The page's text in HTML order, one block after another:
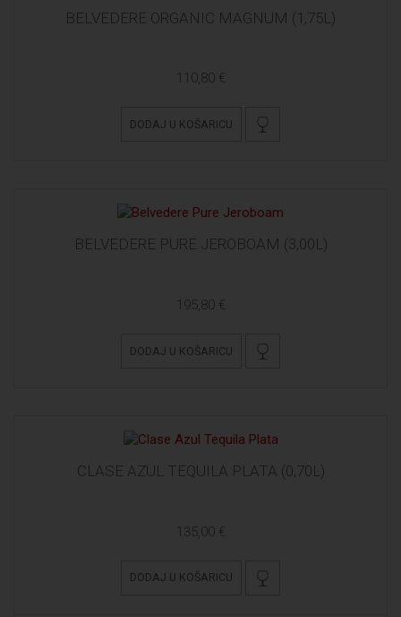
BELVEDERE ORGANIC MAGNUM (1,75L)
110,80 €
DODAJ U KOŠARICU
BELVEDERE PURE JEROBOAM (3,00L)
195,80 €
DODAJ U KOŠARICU
CLASE AZUL TEQUILA PLATA (0,70L)
135,00 €
DODAJ U KOŠARICU